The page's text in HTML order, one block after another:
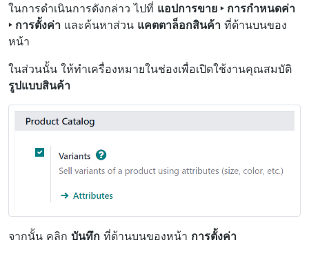
ในการดำเนินการดังกล่าว ไปที่ แอปการขาย ‣ การกำหนดค่า
‣ การตั้งค่า และค้นหาส่วน แคตตาล็อกสินค้า ที่ด้านบนของ
หน้า
ในส่วนนั้น ให้ทำเครื่องหมายในช่องเพื่อเปิดใช้งานคุณสมบัติ
รูปแบบสินค้า
จากนั้น คลิก บันทึก ที่ด้านบนของหน้า การตั้งค่า